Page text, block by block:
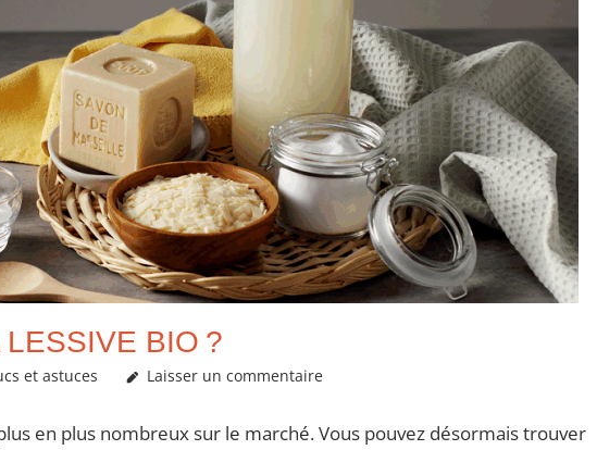
BIO ?
et astuces Laisser un commentaire
en plus nombreux sur le marché. Vous pouvez désormais trouver